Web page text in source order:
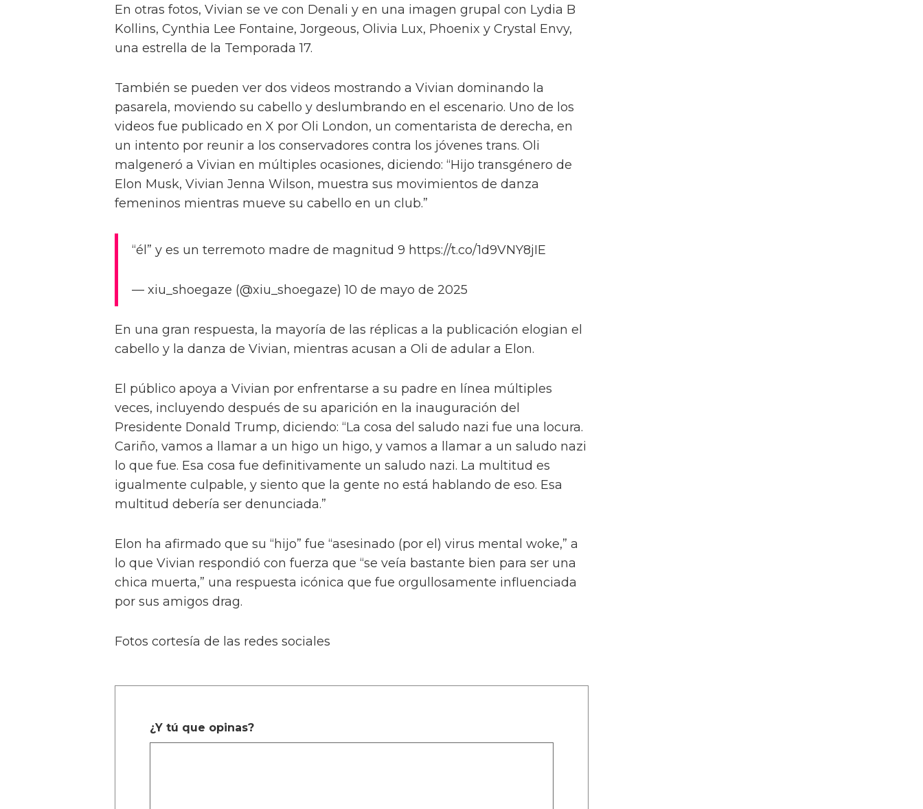
En otras fotos, Vivian se ve con Denali y en una imagen grupal con Lydia B
Kollins, Cynthia Lee Fontaine, Jorgeous, Olivia Lux, Phoenix y Crystal Envy,
una estrella de la Temporada 17.
También se pueden ver dos videos mostrando a Vivian dominando la
pasarela, moviendo su cabello y deslumbrando en el escenario. Uno de los
videos fue publicado en X por Oli London, un comentarista de derecha, en
un intento por reunir a los conservadores contra los jóvenes trans. Oli
malgeneró a Vivian en múltiples ocasiones, diciendo: “Hijo transgénero de
Elon Musk, Vivian Jenna Wilson, muestra sus movimientos de danza
femeninos mientras mueve su cabello en un club.”
“él” y es un terremoto madre de magnitud 9 https://t.co/1d9VNY8jIE
— xiu_shoegaze (@xiu_shoegaze) 10 de mayo de 2025
En una gran respuesta, la mayoría de las réplicas a la publicación elogian el
cabello y la danza de Vivian, mientras acusan a Oli de adular a Elon.
El público apoya a Vivian por enfrentarse a su padre en línea múltiples
veces, incluyendo después de su aparición en la inauguración del
Presidente Donald Trump, diciendo: “La cosa del saludo nazi fue una locura.
Cariño, vamos a llamar a un higo un higo, y vamos a llamar a un saludo nazi
lo que fue. Esa cosa fue definitivamente un saludo nazi. La multitud es
igualmente culpable, y siento que la gente no está hablando de eso. Esa
multitud debería ser denunciada.”
Elon ha afirmado que su “hijo” fue “asesinado (por el) virus mental woke,” a
lo que Vivian respondió con fuerza que “se veía bastante bien para ser una
chica muerta,” una respuesta icónica que fue orgullosamente influenciada
por sus amigos drag.
Fotos cortesía de las redes sociales
¿Y tú que opinas?